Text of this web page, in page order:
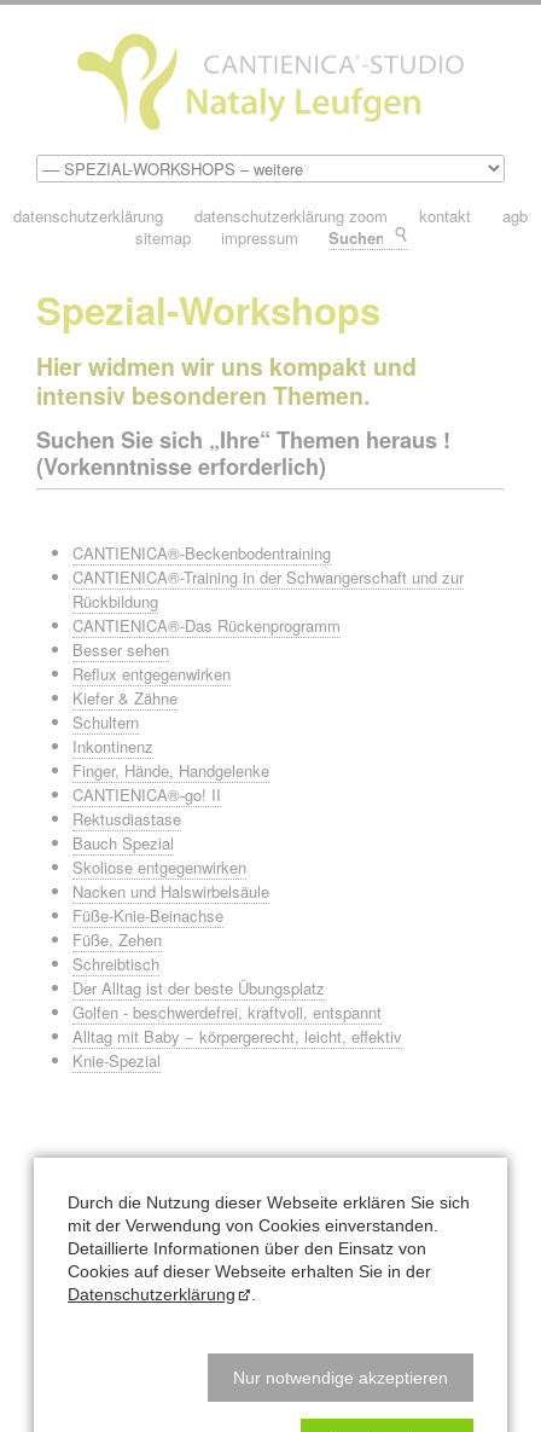
datenschutzerklärung datenschutzerklärung zoom kontakt
agb
sitemap
impressum
Spezial-Workshops
Hier widmen wir uns kompakt und
intensiv besonderen Themen.
Suchen Sie sich „Ihre“ Themen heraus !
(Vorkenntnisse erforderlich)
CANTIENICA®-Beckenbodentraining
CANTIENICA®-Training in der Schwangerschaft und zur
Rückbildung
CANTIENICA®-Das Rückenprogramm
Besser sehen
Reflux entgegenwirken
Kiefer & Zähne
Schultern
Inkontinenz
Finger, Hände, Handgelenke
CANTIENICA®-go! II
Rektusdiastase
Bauch Spezial
Skoliose entgegenwirken
Nacken und Halswirbelsäule
Füße-Knie-Beinachse
Füße, Zehen
Schreibtisch
Der Alltag ist der beste Übungsplatz
Golfen - beschwerdefrei, kraftvoll, entspannt
Alltag mit Baby − körpergerecht, leicht, effektiv
Knie-Spezial
CANTIENICA ®-STUDIO Nataly Leufgen
Kaarst – Düsseldorf
Klausnerstraße 26
41564 Kaarst
Studio-Adresse in Kaarst:
Durch die Nutzung dieser Webseite erklären Sie sich
mit der Verwendung von Cookies einverstanden.
Detaillierte Informationen über den Einsatz von
Cookies auf dieser Webseite erhalten Sie in der
Datenschutzerklärung
Nur notwendige akzeptieren